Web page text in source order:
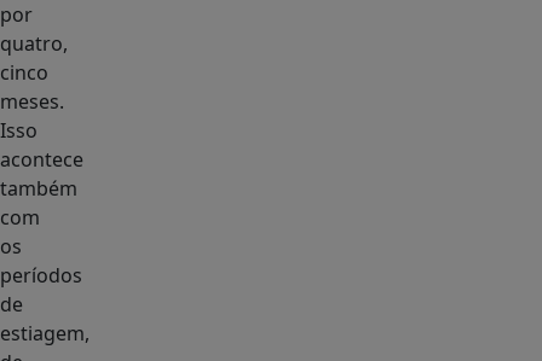
por
quatro,
cinco
meses.
Isso
acontece
também
com
os
períodos
de
estiagem,